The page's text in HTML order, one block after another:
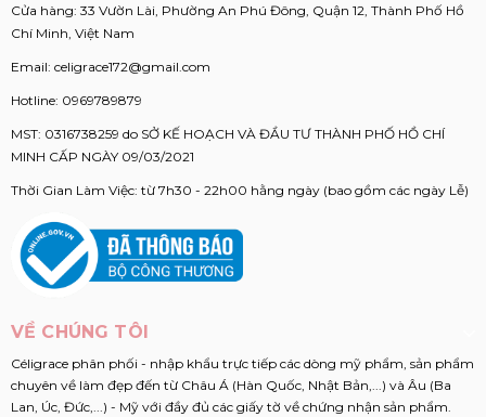
Cửa hàng: 33 Vườn Lài, Phường An Phú Đông, Quận 12, Thành Phố Hồ
Chí Minh, Việt Nam
Email: celigrace172@gmail.com
Hotline: 0969789879
MST: 0316738259 do SỞ KẾ HOẠCH VÀ ĐẦU TƯ THÀNH PHỐ HỒ CHÍ
MINH CẤP NGÀY 09/03/2021
Thời Gian Làm Việc: từ 7h30 - 22h00 hằng ngày (bao gồm các ngày Lễ)
VỀ CHÚNG TÔI
Céligrace phân phối - nhập khẩu trực tiếp các dòng mỹ phẩm, sản phẩm
chuyên về làm đẹp đến từ Châu Á (Hàn Quốc, Nhật Bản,...) và Âu (Ba
Lan, Úc, Đức,...) - Mỹ với đầy đủ các giấy tờ về chứng nhận sản phẩm.